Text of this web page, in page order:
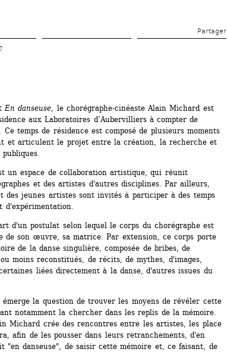
Partager
En danseuse , le chorégraphe-cinéaste Alain Michard est
aux Laboratoires d’Aubervilliers à compter de
Ce temps de résidence est composé de plusieurs moments
et articulent le projet entre la création, la recherche et
un espace de collaboration artistique, qui réunit
et des artistes d'autres disciplines. Par ailleurs,
des jeunes artistes sont invités à participer à des temps
d'expérimentation.
d'un postulat selon lequel le corps du chorégraphe est
de son œuvre, sa matrice. Par extension, ce corps porte
de la danse singulière, composée de bribes, de
moins reconstitués, de récits, de mythes, d'images,
liées directement à la danse, d'autres issues du
émerge la question de trouver les moyens de révéler cette
notamment la chercher dans les replis de la mémoire.
Michard crée des rencontres entre les artistes, les place
afin de les pousser dans leurs retranchements, d'en
"en danseuse", de saisir cette mémoire et, ce faisant, de